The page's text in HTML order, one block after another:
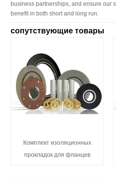
business partnerships, and ensure our
benefit in both short and long run.
сопутствующие товары
Комплект изоляционных
прокладок для фланцев